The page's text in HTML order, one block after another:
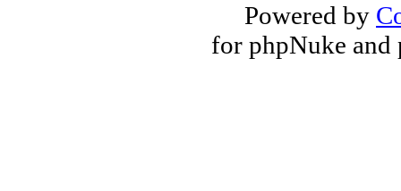
Powered by
for phpNuke